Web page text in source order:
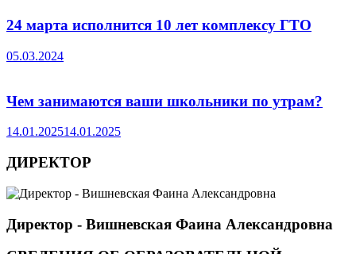
24 марта исполнится 10 лет комплексу ГТО
05.03.2024
Чем занимаются ваши школьники по утрам?
14.01.202514.01.2025
ДИРЕКТОР
Директор - Вишневская Фаина Александровна